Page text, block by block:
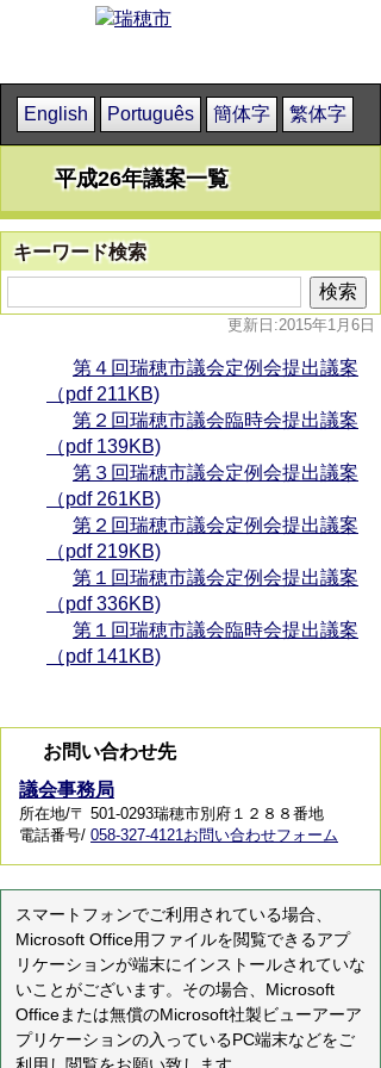
English Português 簡体字 繁体字
平成26年議案一覧
キーワード検索
更新日:2015年1月6日
第４回瑞穂市議会定例会提出議案
（pdf 211KB)
第２回瑞穂市議会臨時会提出議案
（pdf 139KB)
第３回瑞穂市議会定例会提出議案
（pdf 261KB)
第２回瑞穂市議会定例会提出議案
（pdf 219KB)
第１回瑞穂市議会定例会提出議案
（pdf 336KB)
第１回瑞穂市議会臨時会提出議案
（pdf 141KB)
お問い合わせ先
議会事務局
所在地/〒 501-0293瑞穂市別府１２８８番地
電話番号/ 058-327-4121お問い合わせフォーム
スマートフォンでご利用されている場合、
Microsoft Office用ファイルを閲覧できるアプ
リケーションが端末にインストールされていな
いことがございます。その場合、Microsoft
Officeまたは無償のMicrosoft社製ビューアーア
プリケーションの入っているPC端末などをご